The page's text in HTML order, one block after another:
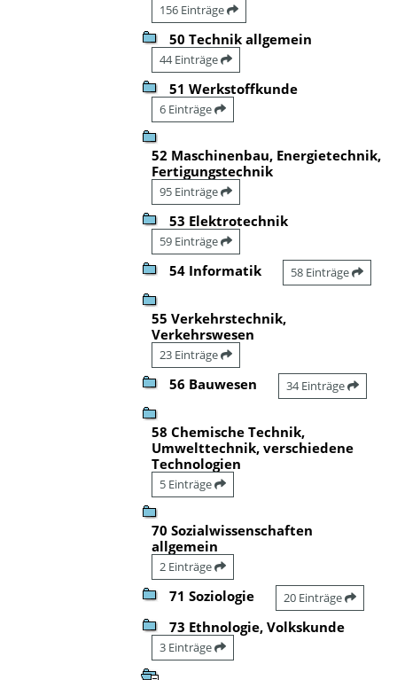
156 Einträge
50 Technik allgemein
44 Einträge
51 Werkstoffkunde
6 Einträge
52 Maschinenbau, Energietechnik,
Fertigungstechnik
95 Einträge
53 Elektrotechnik
59 Einträge
54 Informatik 58 Einträge
55 Verkehrstechnik,
Verkehrswesen
23 Einträge
56 Bauwesen 34 Einträge
58 Chemische Technik,
Umwelttechnik, verschiedene
Technologien
5 Einträge
70 Sozialwissenschaften
allgemein
2 Einträge
71 Soziologie 20 Einträge
73 Ethnologie, Volkskunde
3 Einträge